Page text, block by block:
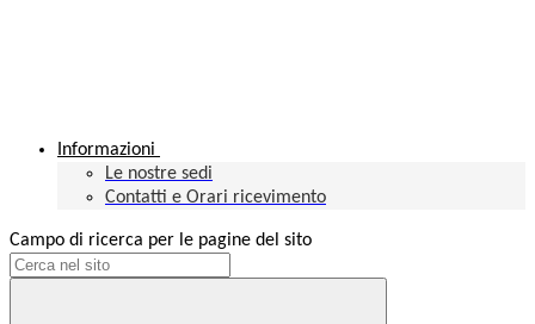
Informazioni
Le nostre sedi
Contatti e Orari ricevimento
Campo di ricerca per le pagine del sito